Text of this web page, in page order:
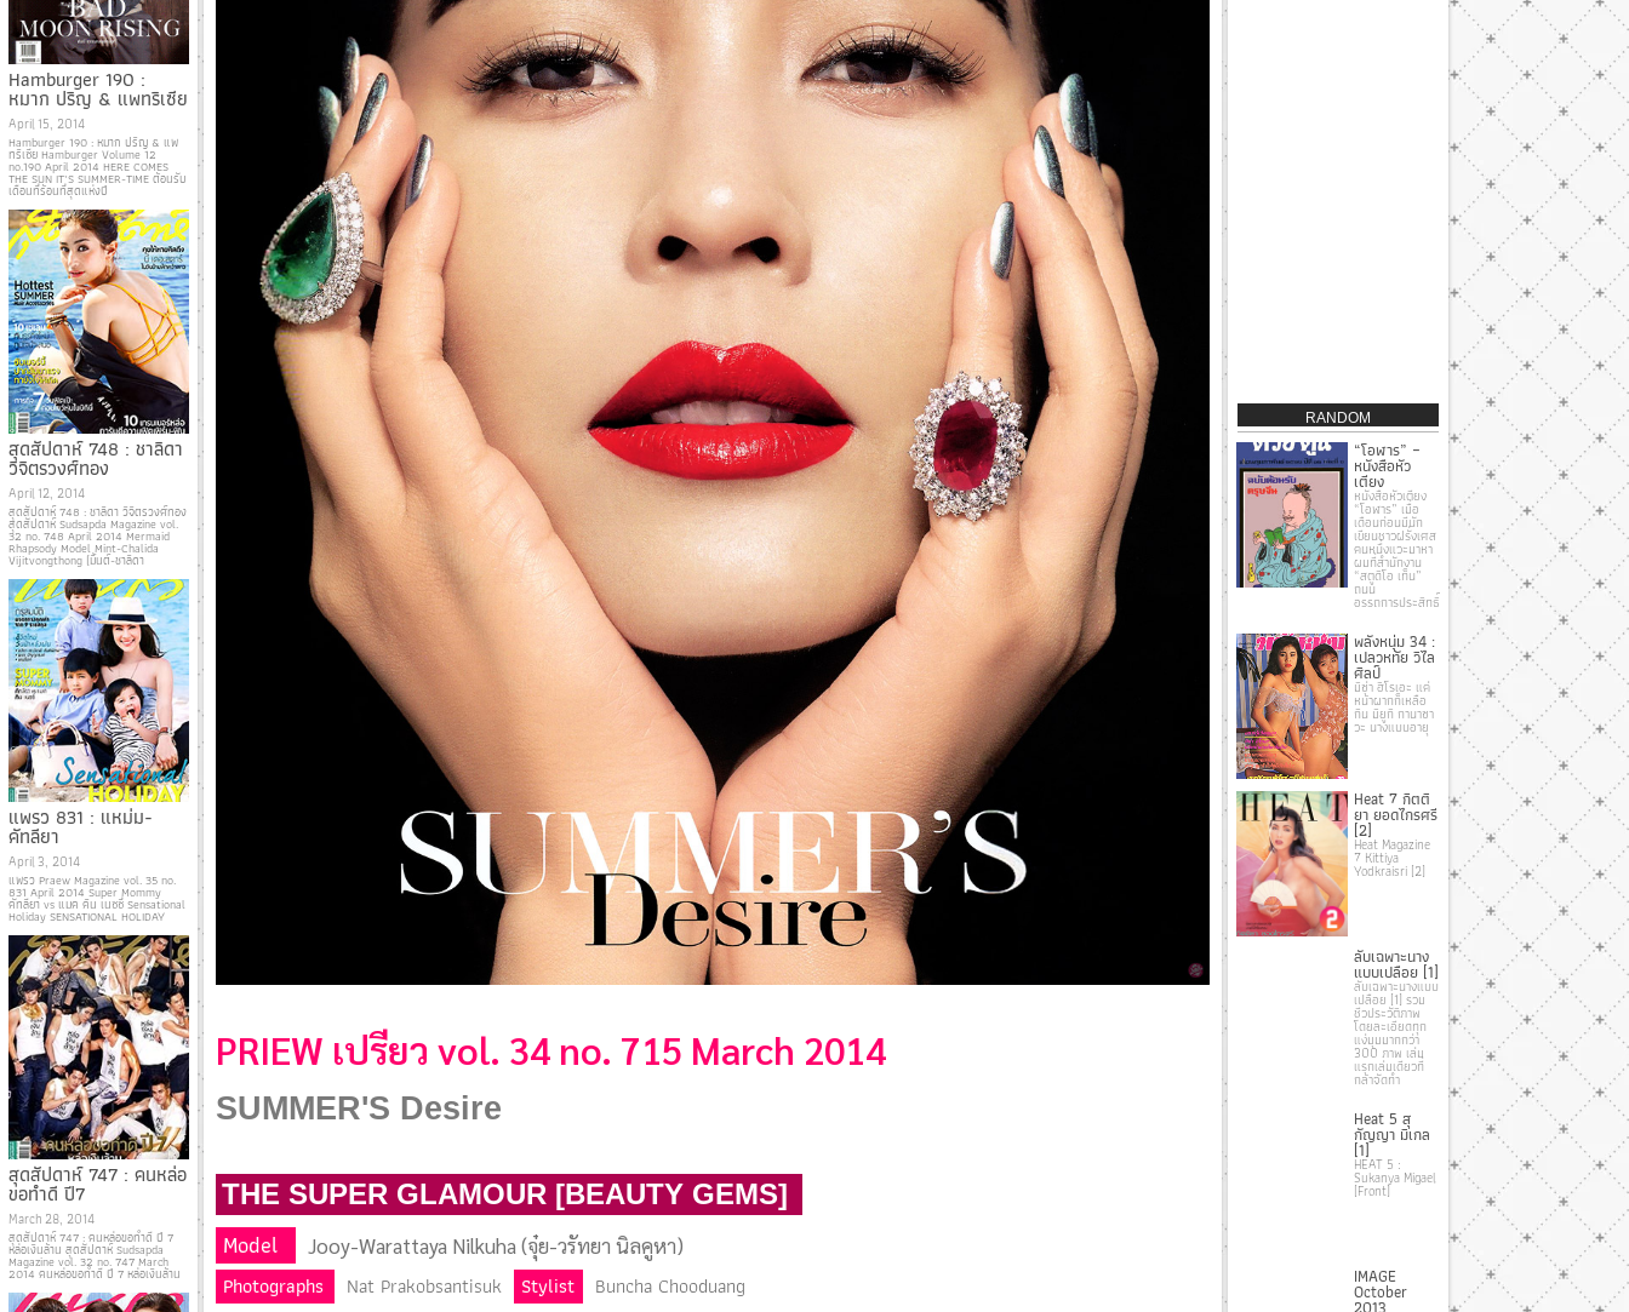
Hamburger 190 :
หมาก ปริญ & แพทริเซีย
April 15, 2014
Hamburger 190 : หมาก ปริญ & แพ
ทริเซีย Hamburger Volume 12
no.190 April 2014 HERE COMES
THE SUN IT’S SUMMER-TIME ต้อนรับ
เดือนที่ร้อนที่สุดแห่งปี
สุดสัปดาห์ 748 : ชาลิดา
วิจิตรวงศ์ทอง
April 12, 2014
สุดสัปดาห์ 748 : ชาลิดา วิจิตรวงศ์ทอง
สุดสัปดาห์ Sudsapda Magazine vol.
32 no. 748 April 2014 Mermaid
Rhapsody Model Mint-Chalida
Vijitvongthong (มิ้นต์-ชาลิดา
แพรว 831 : แหม่ม-
คัทลียา
April 3, 2014
แพรว Praew Magazine vol. 35 no.
831 April 2014 Super Mommy
คัทลียา vs แมค คิน เนซซี่ Sensational
Holiday SENSATIONAL HOLIDAY
สุดสัปดาห์ 747 : คนหล่อ
ขอทำดี ปี7
March 28, 2014
สุดสัปดาห์ 747 : คนหล่อขอทำดี ปี 7
หล่อเงินล้าน สุดสัปดาห์ Sudsapda
Magazine vol. 32 no. 747 March
2014 คนหล่อขอทำดี ปี 7 หล่อเงินล้าน
PRIEW เปรียว vol. 34 no. 715 March 2014
SUMMER'S Desire
THE SUPER GLAMOUR [BEAUTY GEMS]
Model Jooy-Warattaya Nilkuha (จุ๋ย-วรัทยา นิลคูหา)
Photographs Nat Prakobsantisuk Stylist Buncha Chooduang
RANDOM
“โอฬาร” –
หนังสือหัว
เตียง
หนังสือหัวเตียง
“โอฬาร” เมื่อ
เดือนก่อนมีนัก
เขียนชาวฝรั่งเศส
คนหนึ่งแวะมาหา
ผมที่สํานักงาน
“สตูดิโอ เท็น”
ถนน
อรรถการประสิทธิ์
พลังหนุ่ม 34 :
เปลวหทัย วิไล
ศิลป์
มิซ่า ฮิโรเอะ แค่
หน้าผากก็เหลือ
กิน มิยูกิ กานาซา
วะ นางแบบอายุ
Heat 7 กิตติ
ยา ยอดไกรศรี
[2]
Heat Magazine
7 Kittiya
Yodkraisri [2]
ลับเฉพาะนาง
แบบเปลือย [1]
ลับเฉพาะนางแบบ
เปลือย [1] รวม
ชีวประวัติภาพ
โดยละเอียดทุก
แง่มุมมากกว่า
300 ภาพ เล่ม
แรกเล่มเดียวที่
กล้าจัดทำ
Heat 5 สุ
กัญญา มิเกล
[1]
HEAT 5 :
Sukanya Migael
[Front]
IMAGE
October